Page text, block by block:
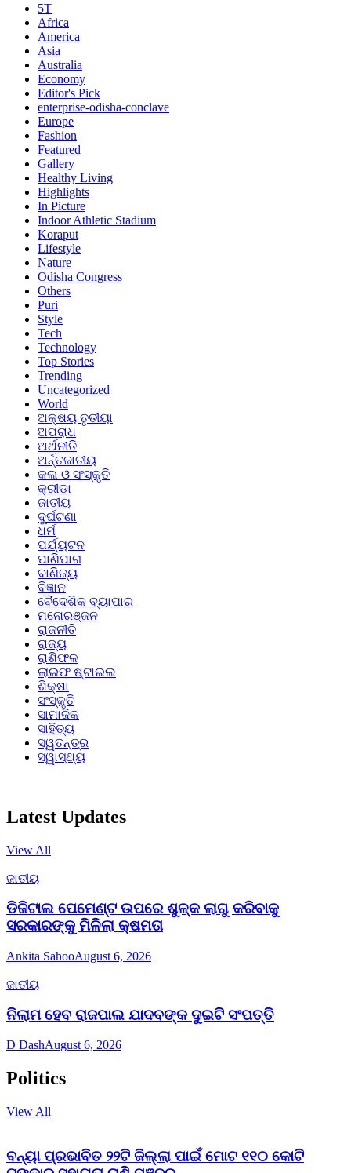
5T
Africa
America
Asia
Australia
Economy
Editor's Pick
enterprise-odisha-conclave
Europe
Fashion
Featured
Gallery
Healthy Living
Highlights
In Picture
Indoor Athletic Stadium
Koraput
Lifestyle
Nature
Odisha Congress
Others
Puri
Style
Tech
Technology
Top Stories
Trending
Uncategorized
World
ଅକ୍ଷୟ ତୃତୀୟା
ଅପରାଧ
ଅର୍ଥନୀତି
ଅର୍ନ୍ତଜାତୀୟ
କଳା ଓ ସଂସ୍କୃତି
କ୍ରୀଡା
ଜାତୀୟ
ଦୁର୍ଘଟଣା
ଧର୍ମ
ପର୍ଯ୍ୟଟନ
ପାଣିପାଗ
ବାଣିଜ୍ୟ
ବିଜ୍ଞାନ
ବୈଦେଶିକ ବ୍ୟାପାର
ମନୋରଞ୍ଜନ
ରାଜନୀତି
ରାଜ୍ୟ
ରାଶିଫଳ
ଲାଇଫ ଷ୍ଟାଇଲ
ଶିକ୍ଷା
ସଂସ୍କୃତି
ସାମାଜିକ
ସାହିତ୍ୟ
ସ୍ୱତନ୍ତ୍ର
ସ୍ୱାସ୍ଥ୍ୟ
Latest Updates
View All
ଜାତୀୟ
ଡିଜିଟାଲ ପେମେଣ୍ଟ ଉପରେ ଶୁଳ୍କ ଲାଗୁ କରିବାକୁ
ସରକାରଙ୍କୁ ମିଳିଲା କ୍ଷମତା
Ankita SahooAugust 6, 2026
ଜାତୀୟ
ନିଲାମ ହେବ ରାଜପାଲ ଯାଦବଙ୍କ ଦୁଇଟି ସଂପତ୍ତି
D DashAugust 6, 2026
Politics
View All
ବନ୍ୟା ପ୍ରଭାବିତ ୨୨ଟି ଜିଲ୍ଲା ପାଇଁ ମୋଟ ୧୧୦ କୋଟି